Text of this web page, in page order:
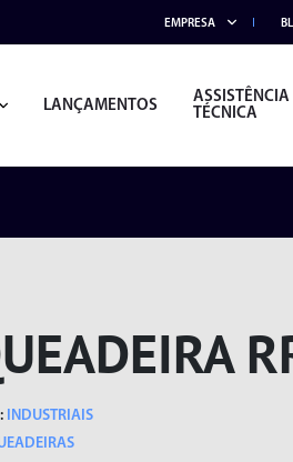
EMPRESA
LANÇAMENTOS
ASSISTÊNCIA
TÉCNICA
INDUSTRIAIS